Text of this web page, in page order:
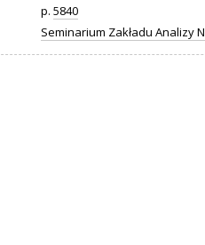
p. 5840
Seminarium Zakładu Analizy